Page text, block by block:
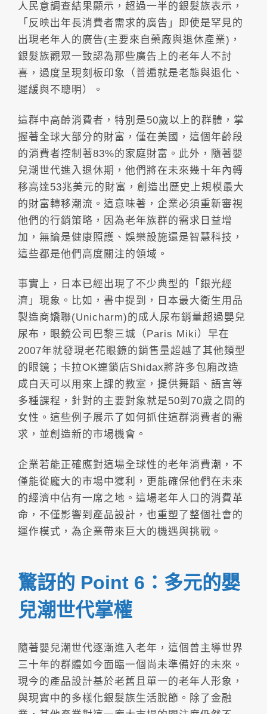
人民意調查結果顯示，超過一半的銀髮族表示，
「反映出年長消費者需求的廣告」即使是罕見的
出現老年人的廣告(主要來自藥廠與退休產業)，
銀髮族觀眾一致認為那些廣告上的老年人不討
喜，過度呈現刻板印象（普遍就是老態與退化、
遲緩與不聰明）。
這群中高齡消費者，特別是50歲以上的群體，掌
握著全球大部分的財富，僅在美國，這個年齡段
的消費者控制著83%的家庭財富。此外，隨著嬰
兒潮世代進入退休期，他們將在未來幾十年內轉
移高達53兆美元的財富，創造出歷史上規模最大
的財富轉移潮流。這意味著，企業必須重新審視
他們的行銷策略，因為老年族群的需求日益增
加，無論是健康照護、娛樂設施還是智慧科技，
這些都是他們高度關注的領域。
事實上，日本已經出現了不少典型的「銀光經
濟」現象。比如，書中提到，日本最大衛生用品
製造商嬌聯(Unicharm)的成人尿布銷量超過嬰兒
尿布，眼鏡公司巴黎三城（Paris Miki）早在
2007年就發現老花眼鏡的銷售量超越了其他類型
的眼鏡；卡拉OK連鎖店Shidax將許多包廂改造
成白天可以用來上課的教室，提供舞蹈、語言等
多種課程，針對的主要對象就是50到70歲之間的
女性。這些例子展示了如何抓住這群消費者的需
求，並創造新的市場機會。
企業若能正確應對這場全球性的老年消費潮，不
僅能從龐大的市場中獲利，更能確保他們在未來
的經濟中佔有一席之地。這場老年人口的消費革
命，不僅影響到產品設計，也重塑了整個社會的
運作模式，為企業帶來巨大的機遇與挑戰。
驚訝的 Point 6：多元的嬰
兒潮世代掌權
隨著嬰兒潮世代逐漸進入老年，這個曾主導世界
三十年的群體如今面臨一個尚未準備好的未來。
現今的產品設計基於老舊且單一的老年人形象，
與現實中的多樣化銀髮族生活脫節。除了金融